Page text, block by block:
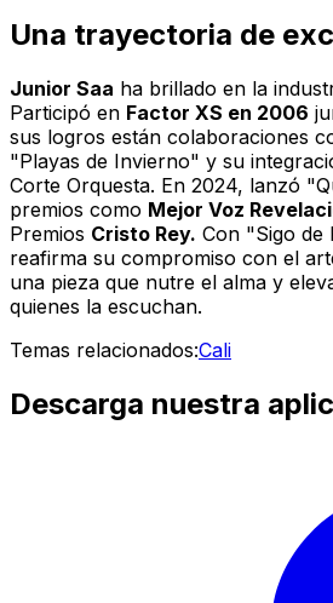
Una trayectoria de
Junior Saa ha brillado en la
Participó en Factor XS en 2006
sus logros están colaboraciones
"Playas de Invierno" y su
Corte Orquesta. En 2024, lanzó
premios como Mejor Voz
Premios Cristo Rey. Con "Sigo de
reafirma su compromiso con el
una pieza que nutre el alma y
quienes la escuchan.
Temas relacionados:Cali
Descarga nuestra